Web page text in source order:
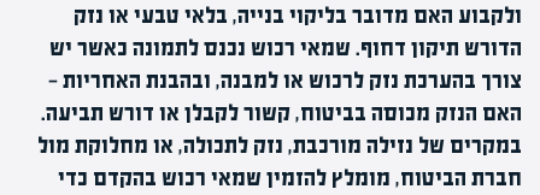
ולקבוע האם מדובר בליקוי בנייה, בלאי טבעי או נזק
הדורש תיקון דחוף. שמאי רכוש נכנס לתמונה כאשר יש
צורך בהערכת נזק לרכוש או למבנה, ובהבנת האחריות —
האם הנזק מכוסה בביטוח, קשור לקבלן או דורש תביעה.
במקרים של נזילה מורכבת, נזק לתכולה, או מחלוקת מול
חברת הביטוח, מומלץ להזמין שמאי רכוש בהקדם כדי